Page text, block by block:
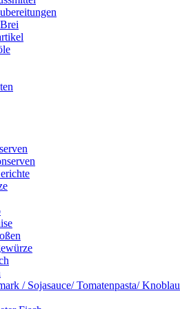
/ Sojasauce/ Tomatenpasta/